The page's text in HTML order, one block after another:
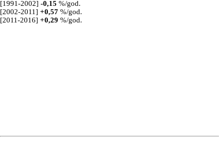
[1991-2002] -0,15 %/god.
[2002-2011] +0,57 %/god.
[2011-2016] +0,29 %/god.